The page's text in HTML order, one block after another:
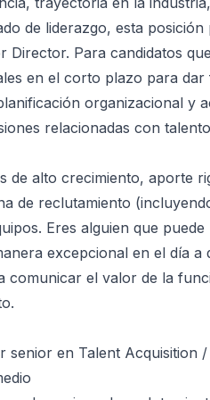
de liderazgo, esta posición
Para candidatos
en el corto plazo para dar
organizacional y
relacionadas con
de alto crecimiento, aporte
de reclutamiento
Eres alguien que
excepcional en el día a
comunicar el valor de la
en Talent Acquisition